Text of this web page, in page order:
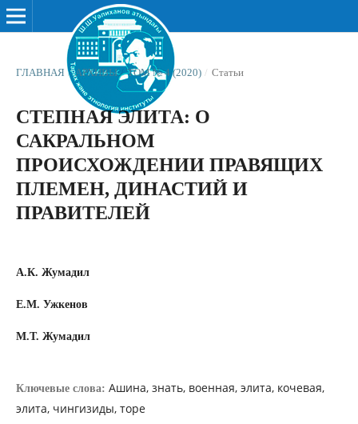
ГЛАВНАЯ / АРХИВЫ / ТОМ № 4 (2020) / Статьи
СТЕПНАЯ ЭЛИТА: О
САКРАЛЬНОМ
ПРОИСХОЖДЕНИИ ПРАВЯЩИХ
ПЛЕМЕН, ДИНАСТИЙ И
ПРАВИТЕЛЕЙ
А.К. Жумадил
Е.М. Ужкенов
М.Т. Жумадил
Ключевые слова: Ашина, знать, военная, элита, кочевая,
элита, чингизиды, торе